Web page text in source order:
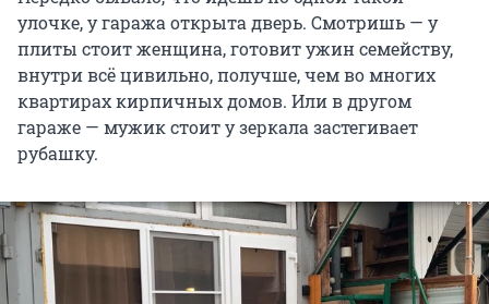
улочке, у гаража открыта дверь. Смотришь — у
плиты стоит женщина, готовит ужин семейству,
внутри всё цивильно, получше, чем во многих
квартирах кирпичных домов. Или в другом
гараже — мужик стоит у зеркала застегивает
рубашку.